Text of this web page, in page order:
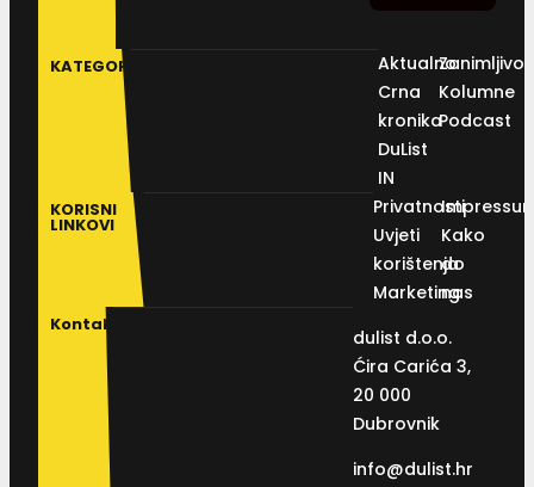
KATEGORIJE
Aktualno
Crna
kronika
DuList
IN
Kolumne
Podcast
KORISNI
LINKOVI
Privatnosti
Uvjeti
korištenja
Marketing
Kako
do
nas
Kontakt
dulist d.o.o.
Ćira Carića 3,
20 000
Dubrovnik
info@dulist.hr